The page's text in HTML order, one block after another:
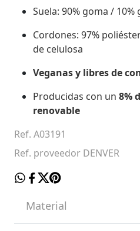
Suela: 90% goma /
Cordones: 97%
de celulosa
Veganas y libres de
Producidas con un 8%
renovable
Ref. A03191
Ref. proveedor DENVER
Material